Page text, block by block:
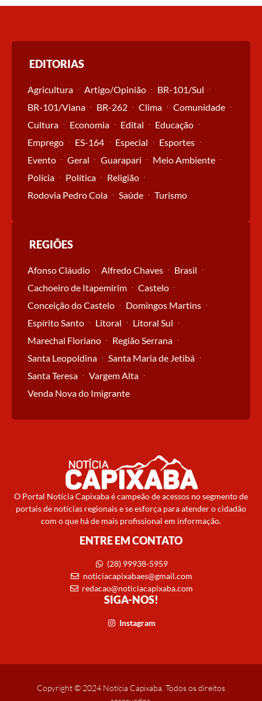
EDITORIAS
Agricultura Artigo/Opinião
BR-101/Sul
BR-101/Viana
BR-262 Clima
Comunidade
Cultura
Economia Edital
Educação
Emprego
ES-164 Especial
Esportes
Evento
Geral Guarapari
Meio Ambiente
Polícia
Política
Religião
Rodovia Pedro Cola
Saúde Turismo
REGIÕES
Afonso Cláudio Alfredo Chaves
Brasil
Cachoeiro de Itapemirim
Castelo
Conceição do Castelo
Domingos Martins
Espírito Santo
Litoral
Litoral Sul
Marechal Floriano
Região Serrana
Santa Leopoldina
Santa Maria de Jetibá
Santa Teresa
Vargem Alta
Venda Nova do Imigrante
O Portal Notícia Capixaba é campeão de acessos no segmento de
portais de notícias regionais e se esforça para atender o cidadão
com o que há de mais profissional em informação.
ENTRE EM CONTATO
(28) 99938-5959
noticiacapixabaes@gmail.com
redacao@noticiacapixaba.com
SIGA-NOS!
Instagram
Copyright © 2024 Notícia Capixaba. Todos os direitos